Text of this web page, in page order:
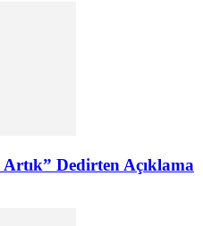
Dedirten Açıklama